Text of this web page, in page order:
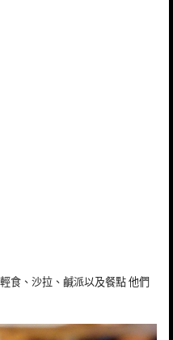
食、沙拉、鹹派以及餐點 他們